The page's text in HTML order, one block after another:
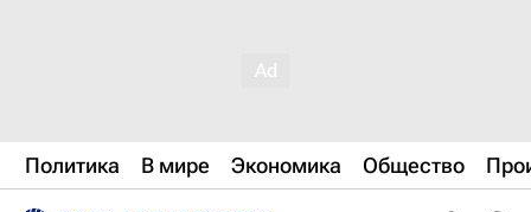
Политика В мире Экономика Общество